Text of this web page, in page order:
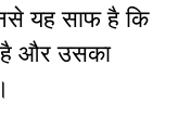
यह साफ है कि
है और उसका